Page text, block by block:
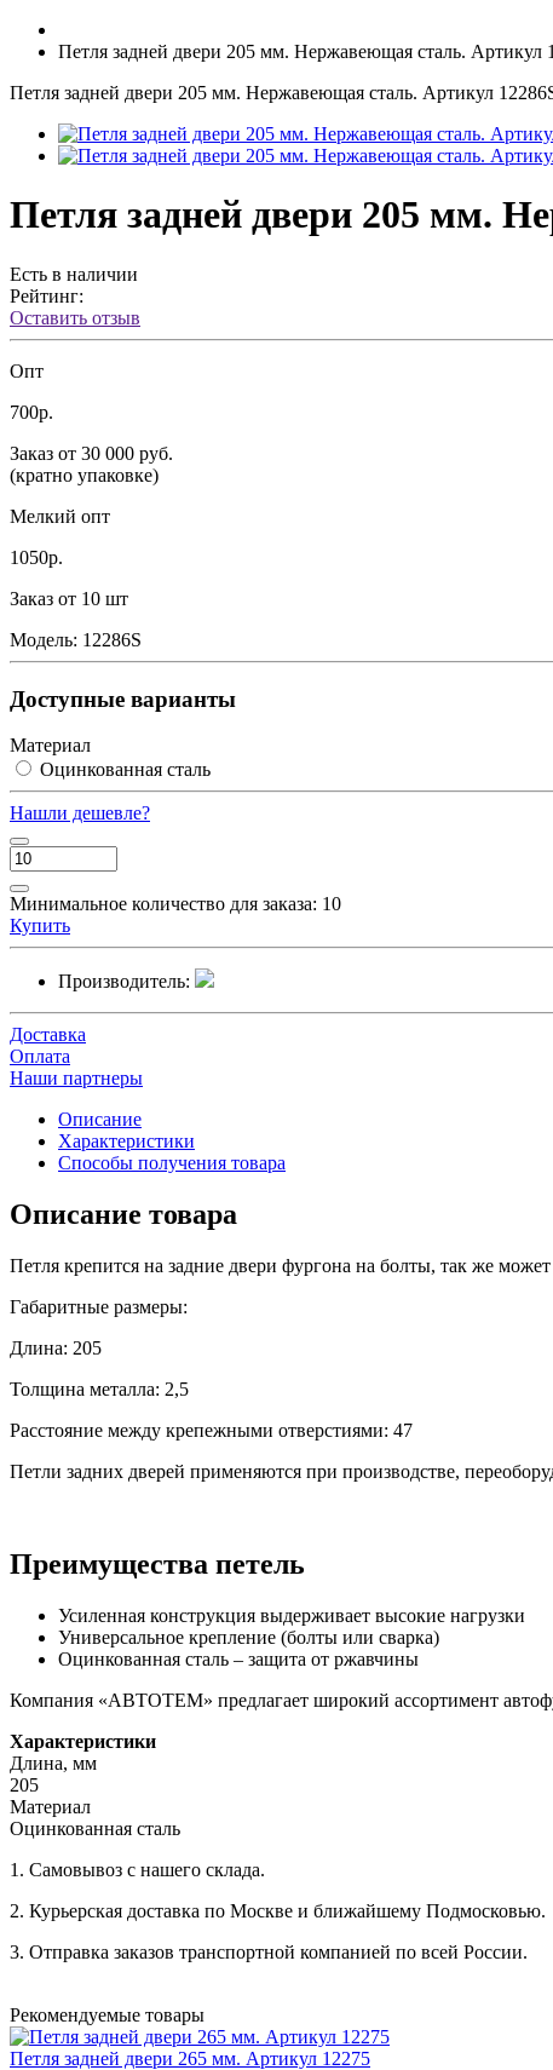
Петля задней двери 205 мм. Нержавеющая сталь. Артикул
Петля задней двери 205 мм. Нержавеющая сталь. Артикул
Петля задней двери 205 мм.
Есть в наличии
Рейтинг:
Оставить отзыв
Опт
700р.
Заказ от 30 000 руб.
(кратно упаковке)
Мелкий опт
1050р.
Заказ от 10 шт
Модель: 12286S
Доступные варианты
Материал
Оцинкованная сталь
Нашли дешевле?
Минимальное количество для заказа: 10
Купить
Производитель:
Доставка
Оплата
Наши партнеры
Описание
Характеристики
Способы получения товара
Описание товара
Петля крепится на задние двери фургона на болты, так же
Габаритные размеры:
Длина: 205
Толщина металла: 2,5
Расстояние между крепежными отверстиями: 47
Петли задних дверей применяются при производстве,
Преимущества петель
Усиленная конструкция выдерживает высокие нагрузки
Универсальное крепление (болты или сварка)
Оцинкованная сталь – защита от ржавчины
Компания «АВТОТЕМ» предлагает широкий ассортимент
Характеристики
Длина, мм
205
Материал
Оцинкованная сталь
1. Самовывоз с нашего склада.
2. Курьерская доставка по Москве и ближайшему Подмосковью.
3. Отправка заказов транспортной компанией по всей России.
Рекомендуемые товары
Петля задней двери 265 мм. Артикул 12275